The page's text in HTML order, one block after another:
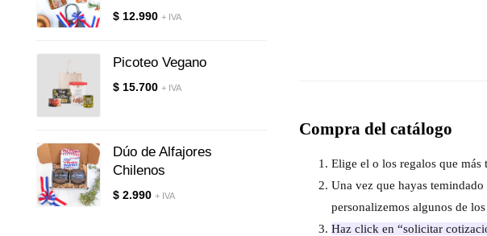
Compra del catálogo
Elige el o los regalos que más
Una vez que hayas
personalizemos algunos de
Haz click en “solicitar
$ 12.990 + IVA
Picoteo Vegano
$ 15.700 + IVA
Dúo de Alfajores
Chilenos
$ 2.990 + IVA